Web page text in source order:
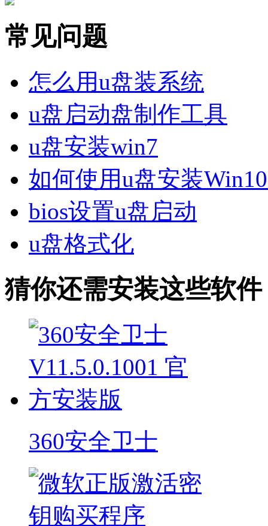
常见问题
怎么用u盘装系统
u盘启动盘制作工具
u盘安装win7
如何使用u盘安装
bios设置u盘启动
u盘格式化
猜你还需安装这些软件
360安全卫士